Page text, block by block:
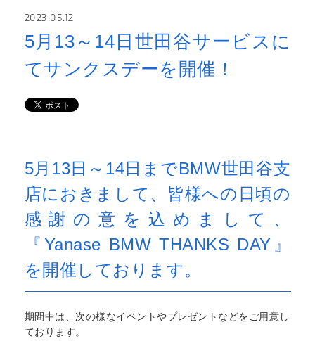
2023.05.12
5月13～14日世田谷サービスに
てサンクスデーを開催！
5月13日～14日までBMW世田谷支
店におきまして、皆様への日頃の
感謝の意を込めまして、
『Yanase BMW THANKS DAY』
を開催しております。
期間中は、次の様なイベントやプレゼントなどをご用意し
ております。